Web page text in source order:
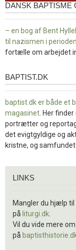
DANSK BAPTISME
– en bog af Bent
til nazismen i
fortælle om arbejdet
baptist.dk
BAPTIST.DK
baptist.dk er både et
magasinet . Her
portrætter og
det evigtgyldige og
kristne, og
LINKS
Mangler du hjælp
på liturgi.dk
Vil du vide mere
på